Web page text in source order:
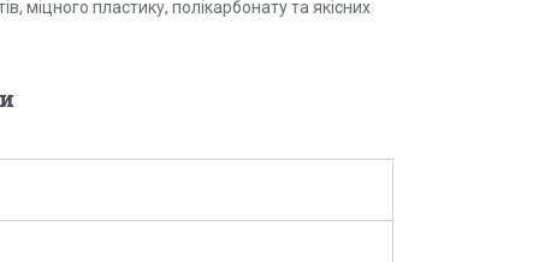
міцного пластику, полікарбонату та якісних